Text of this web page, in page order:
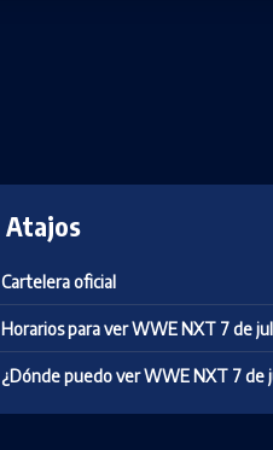
Atajos
Cartelera oficial
Horarios para ver WWE NXT 7 de
¿Dónde puedo ver WWE NXT 7 de